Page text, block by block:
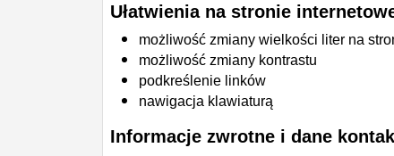
Ułatwienia na stronie
możliwość zmiany wielkości liter na
możliwość zmiany kontrastu
podkreślenie linków
nawigacja klawiaturą
Informacje zwrotne i dane